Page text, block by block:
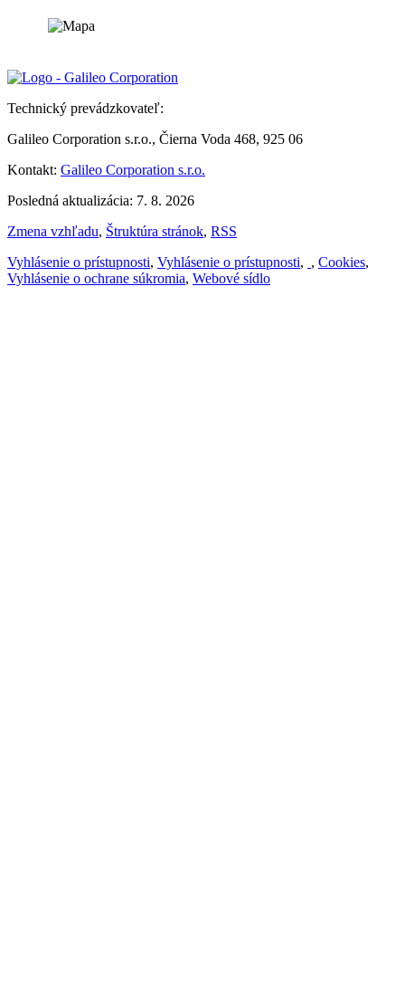
Technický prevádzkovateľ:
Galileo Corporation s.r.o., Čierna Voda 468, 925 06
Kontakt: Galileo Corporation s.r.o.
Posledná aktualizácia: 7. 8. 2026
Zmena vzhľadu, Štruktúra stránok, RSS
Vyhlásenie o prístupnosti, Vyhlásenie o prístupnosti, , Cookies,
Vyhlásenie o ochrane súkromia, Webové sídlo